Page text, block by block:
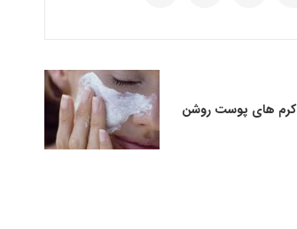
کرم های پوست روشن